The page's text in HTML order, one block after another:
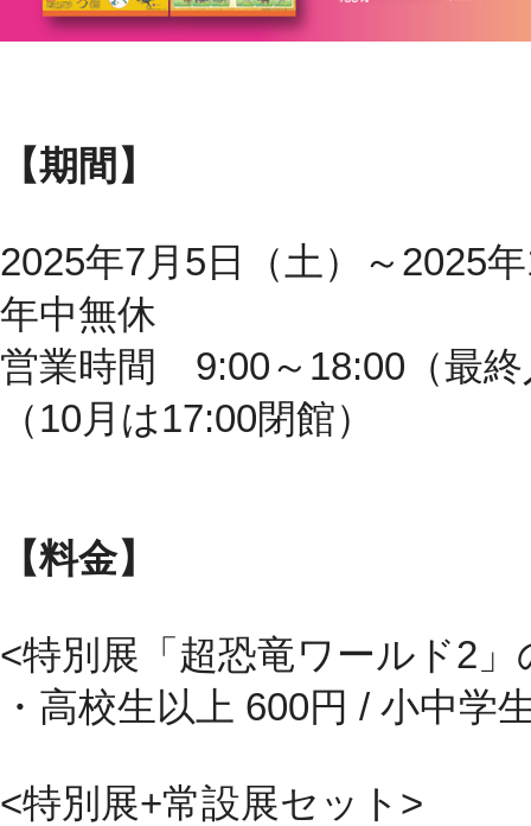
【期間】
2025年7月5日（土）～2025
年中無休
営業時間 9:00～18:00（最終
（10月は17:00閉館）
【料金】
<特別展「超恐竜ワールド2」
・高校生以上 600円 / 小中学
<特別展+常設展セット>